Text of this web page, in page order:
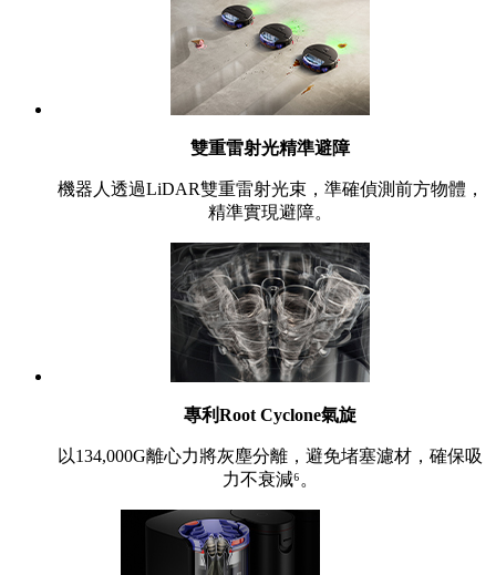
雙重雷射光精準避障
機器人透過LiDAR雙重雷射光束，準確偵測前方物體，
精準實現避障。
專利Root Cyclone氣旋
以134,000G離心力將灰塵分離，避免堵塞濾材，確保吸
力不衰減⁶。